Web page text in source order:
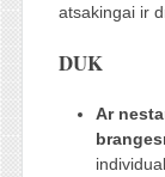
atsakingai ir
DUK
Ar